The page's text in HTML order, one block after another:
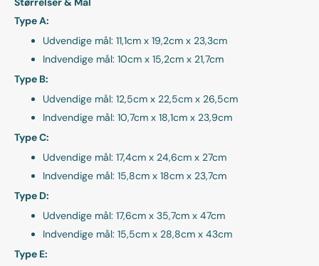
Type A:
Udvendige mål: 11,1cm x 19,2cm x 23,3cm
Indvendige mål: 10cm x 15,2cm x 21,7cm
Type B:
Udvendige mål: 12,5cm x 22,5cm x 26,5cm
Indvendige mål: 10,7cm x 18,1cm x 23,9cm
Type C:
Udvendige mål: 17,4cm x 24,6cm x 27cm
Indvendige mål: 15,8cm x 18cm x 23,7cm
Type D:
Udvendige mål: 17,6cm x 35,7cm x 47cm
Indvendige mål: 15,5cm x 28,8cm x 43cm
Type E: